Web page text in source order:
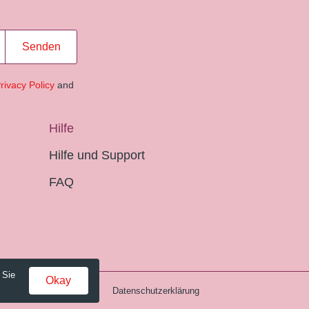
Senden
Policy and
Hilfe
Hilfe und Support
FAQ
Gebühren und AGB Datenschutzerklärung
Sie Okay